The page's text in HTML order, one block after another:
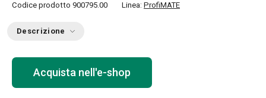
Codice prodotto 900795.00 Linea: ProfiMATE
Descrizione
Acquista nell'e-shop